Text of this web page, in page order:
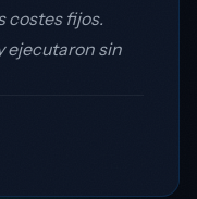
costes fijos.
ejecutaron sin